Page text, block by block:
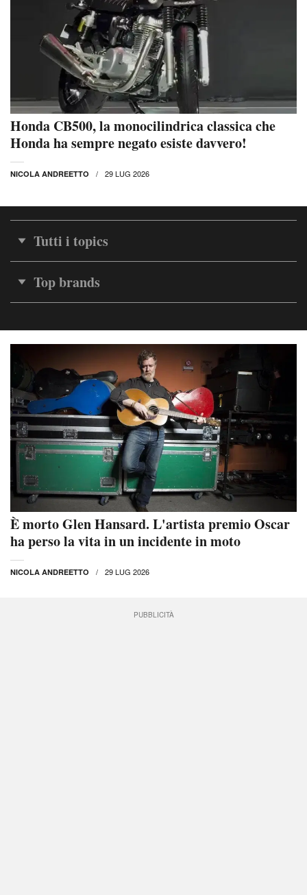
Honda CB500, la monocilindrica classica che
Honda ha sempre negato esiste davvero!
NICOLA ANDREETTO 29 LUG 2026
Tutti i topics
Top brands
È morto Glen Hansard. L'artista premio Oscar
ha perso la vita in un incidente in moto
NICOLA ANDREETTO 29 LUG 2026
PUBBLICITÀ